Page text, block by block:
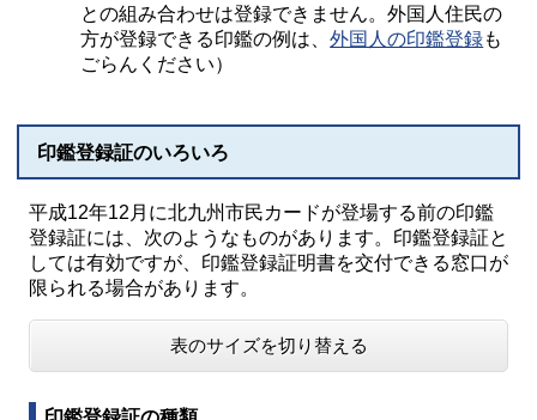
との組み合わせは登録できません。外国人住民の
方が登録できる印鑑の例は、外国人の印鑑登録も
ごらんください）
印鑑登録証のいろいろ
平成12年12月に北九州市民カードが登場する前の印鑑
登録証には、次のようなものがあります。印鑑登録証と
しては有効ですが、印鑑登録証明書を交付できる窓口が
限られる場合があります。
表のサイズを切り替える